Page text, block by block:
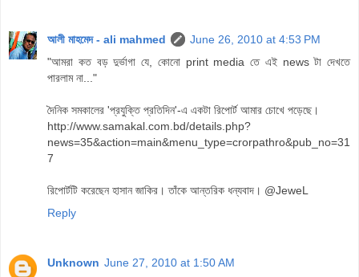
আলী মাহমেদ - ali mahmed
June 26, 2010 at 4:53 PM
"আমরা কত বড় দুর্ভাগা যে, কোনো print media তে এই news টা দেখতে
পারলাম না..."
দৈনিক সমকালের 'প্রযুক্তি প্রতিদিন'-এ একটা রিপোর্ট আমার চোখে পড়েছে।
http://www.samakal.com.bd/details.php?
news=35&action=main&menu_type=crorpathro&pub_no=31
7
রিপোর্টটি করেছেন হাসান জাকির। তাঁকে আন্তরিক ধন্যবাদ। @JeweL
Reply
Unknown June 27, 2010 at 1:50 AM